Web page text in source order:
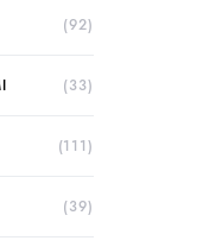
(92)
(33)
(111)
(39)